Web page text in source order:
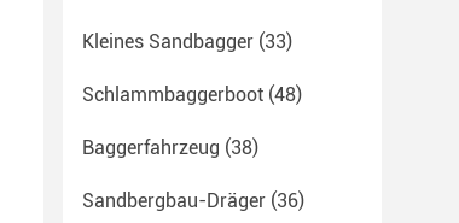
Kleines Sandbagger (33)
Schlammbaggerboot (48)
Baggerfahrzeug (38)
Sandbergbau-Dräger (36)